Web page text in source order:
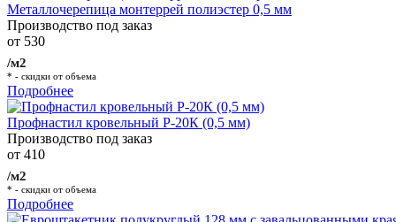
Металлочерепица монтеррей полиэстер 0,5 мм
Производство под заказ
от 530
/м2
* - скидки от объема
Подробнее
Профнастил кровельный Р-20К (0,5 мм)
Производство под заказ
от 410
/м2
* - скидки от объема
Подробнее